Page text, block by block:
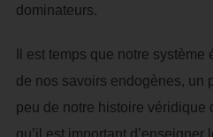
dominateurs.
Il est temps que notre
de nos savoirs endogènes, un
peu de notre histoire véridique
qu’il est important